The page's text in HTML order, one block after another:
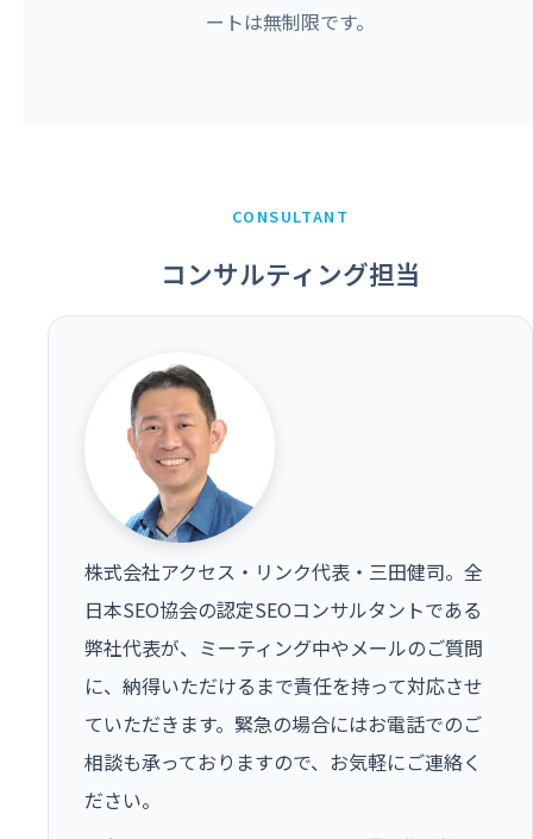
ートは無制限です。
CONSULTANT
コンサルティング担当
株式会社アクセス・リンク代表・三田健司。全
日本SEO協会の認定SEOコンサルタントである
弊社代表が、ミーティング中やメールのご質問
に、納得いただけるまで責任を持って対応させ
ていただきます。緊急の場合にはお電話でのご
相談も承っておりますので、お気軽にご連絡く
ださい。